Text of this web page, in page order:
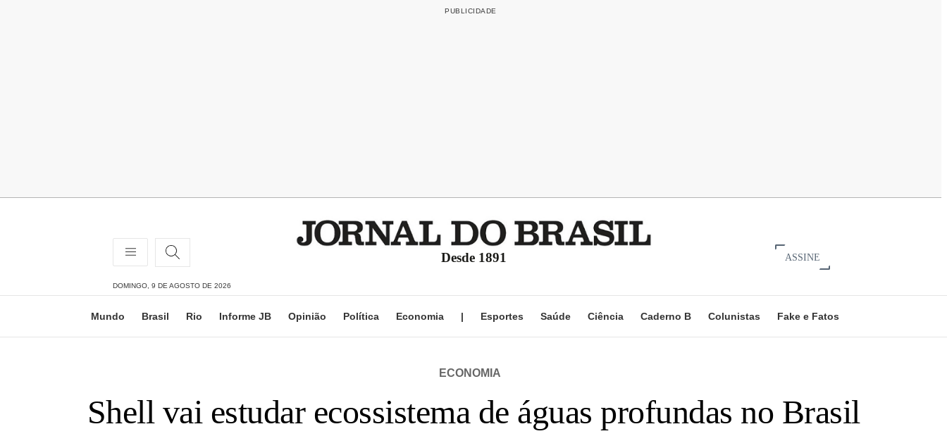
Desde 1891 ASSINE
DOMINGO, 9 DE AGOSTO DE 2026
Mundo Brasil Rio Informe JB Opinião Política Economia | Esportes Saúde Ciência Caderno B Colunistas Fake e Fatos
ECONOMIA
Shell vai estudar ecossistema de águas profundas no Brasil